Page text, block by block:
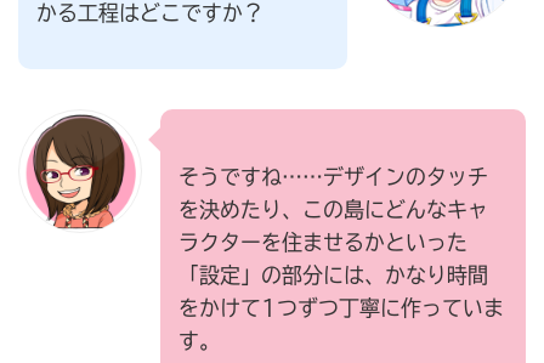
かる工程はどこですか？
そうですね……デザインのタッチ
を決めたり、この島にどんなキャ
ラクターを住ませるかといった
「設定」の部分には、かなり時間
をかけて1つずつ丁寧に作っていま
す。